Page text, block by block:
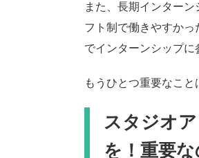
また、長期インター
フト制で働きやすか
でインターンシップに
もうひとつ重要なこ
スタジオ
を！重要な